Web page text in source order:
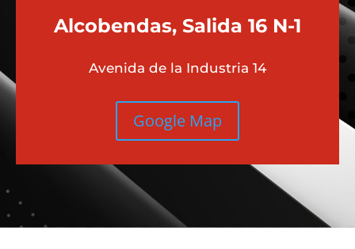
Alcobendas, Salida 16 N-1
Avenida de la Industria 14
Google Map